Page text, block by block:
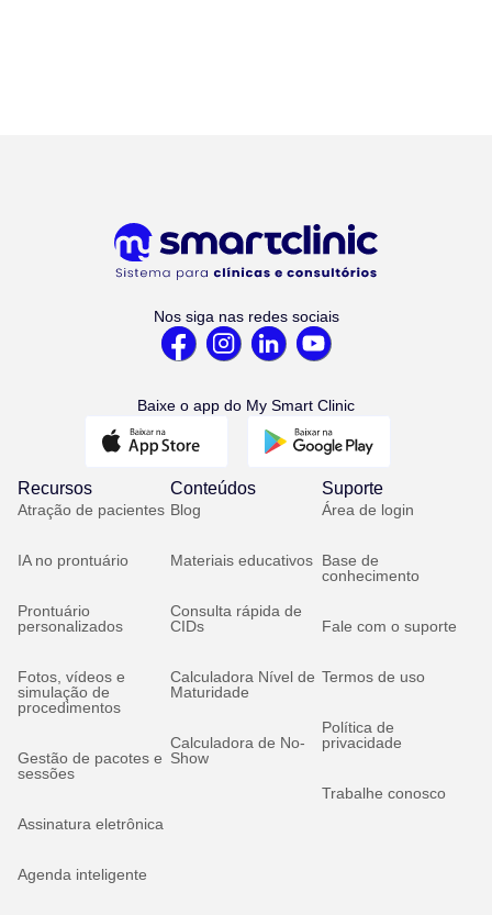
Nos siga nas redes sociais
Baixe o app do My Smart Clinic
Recursos
Atração de pacientes
IA no prontuário
Prontuário
personalizados
Fotos, vídeos e
simulação de
procedimentos
Gestão de pacotes e
sessões
Assinatura eletrônica
Agenda inteligente
Conteúdos
Blog
Materiais educativos
Consulta rápida de
CIDs
Calculadora Nível de
Maturidade
Calculadora de No-
Show
Suporte
Área de login
Base de
conhecimento
Fale com o suporte
Termos de uso
Política de
privacidade
Trabalhe conosco